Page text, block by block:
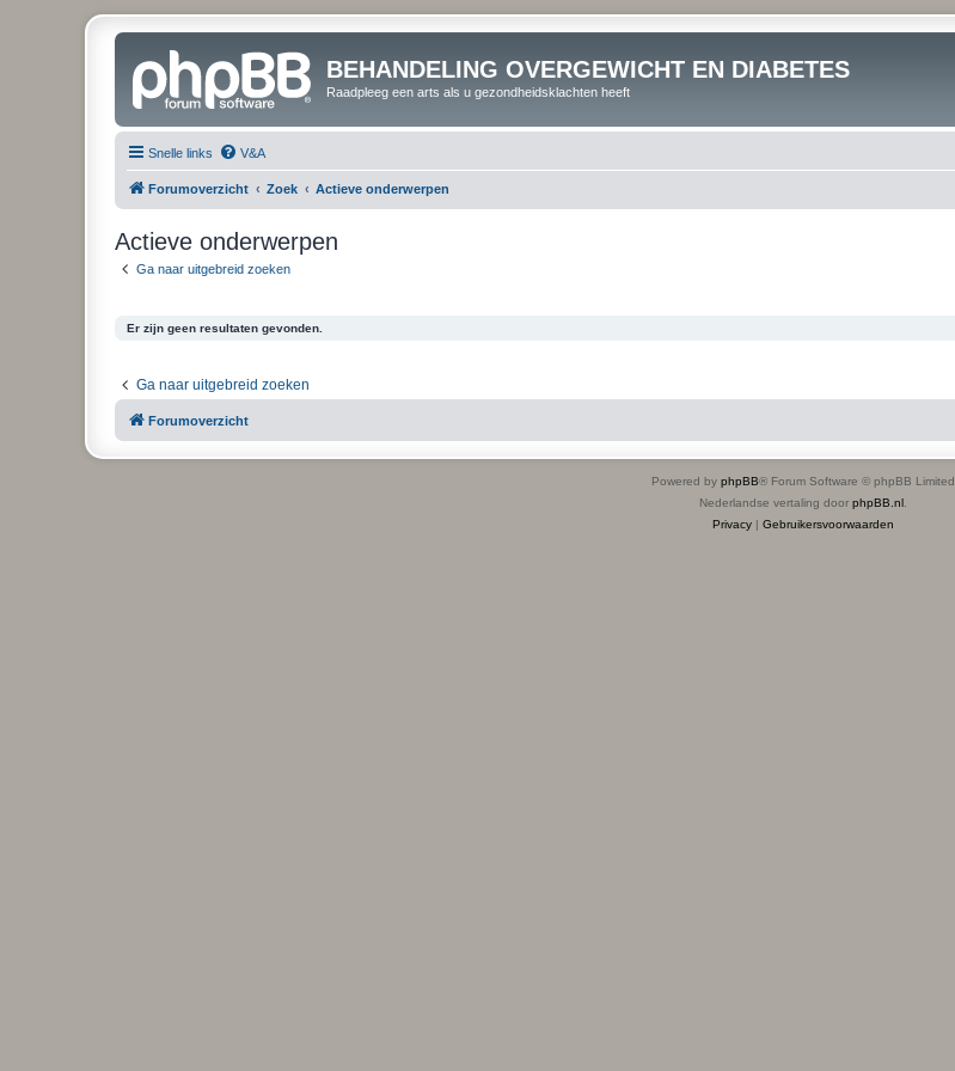
BEHANDELING OVERGEWICHT EN DIABETES
Raadpleeg een arts als u gezondheidsklachten heeft
Snelle links V&A
Forumoverzicht Zoek Actieve onderwerpen
Actieve onderwerpen
Ga naar uitgebreid zoeken
Er zijn geen resultaten gevonden.
Ga naar uitgebreid zoeken
Forumoverzicht
Powered by phpBB® Forum Software © phpBB Limited
Nederlandse vertaling door phpBB.nl
Privacy | Gebruikersvoorwaarden